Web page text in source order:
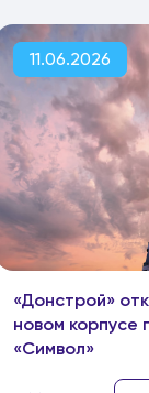
11.06.2026
«Донстрой»
новом корпусе
«Символ»